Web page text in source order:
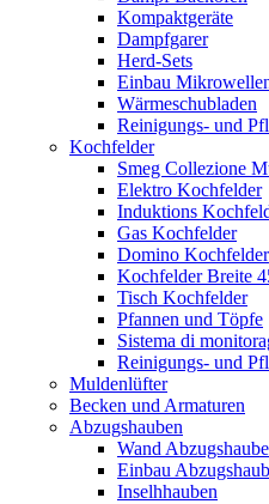
Kompaktgeräte
Dampfgarer
Herd-Sets
Einbau
Wärmeschubladen
Reinigungs- und
Kochfelder
Smeg Collezione
Elektro Kochfelder
Induktions
Gas Kochfelder
Domino Kochfelder
Kochfelder Breite
Tisch Kochfelder
Pfannen und Töpfe
Sistema di
Reinigungs- und
Muldenlüfter
Becken und Armaturen
Abzugshauben
Wand
Einbau
Inselhhauben